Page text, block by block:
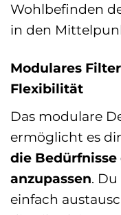
Wohlbefinden
in den
Modulares
Flexibilität
Das modulare
ermöglicht es
die
anzupassen.
einfach